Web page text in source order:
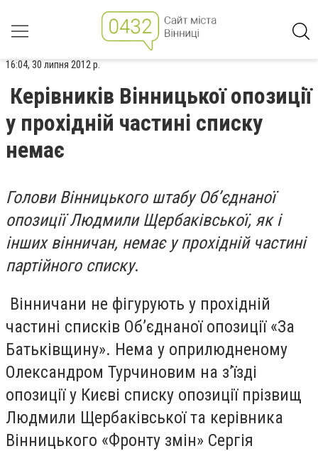
16:04, 30 липня 2012 р.
Керівників Вінницької опозиції
у прохідній частині списку
немає
Голови Вінницького штабу Об’єднаної
опозиції Людмили Щербаківської, як і
інших вінничан, немає у прохідній частині
партійного списку.
Вінничани не фігурують у прохідній
частині списків Об’єднаної опозиції «За
Батьківщину». Нема у оприлюдненому
Олександром Турчиновим на з’їзді
опозиції у Києві списку опозиції прізвищ
Людмили Щербаківської та керівника
Вінницького «Фронту змін» Сергія